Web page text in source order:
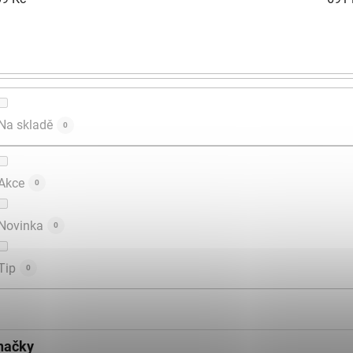
skladě 0
0
0
0